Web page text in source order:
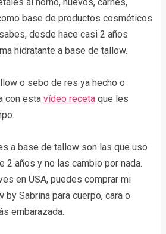
base de productos cosméticos
desde hace casi 2 años
hidratante a base de tallow.
o sebo de res ya hecho o
con esta vídeo recetaque les
a base de tallow son las que uso
2 años y no las cambio por nada.
en USA, puedes comprar mi
by Sabrina para cuerpo, cara o
embarazada.